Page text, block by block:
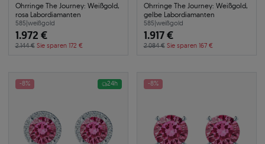
Ohrringe The Journey: Weißgold,
rosa Labordiamanten
585|weißgold
1.972 €
2.144 € Sie sparen 172 €
Ohrringe The Journey: Weißgold,
gelbe Labordiamanten
585|weißgold
1.917 €
2.084 € Sie sparen 167 €
-8% 24h -8%